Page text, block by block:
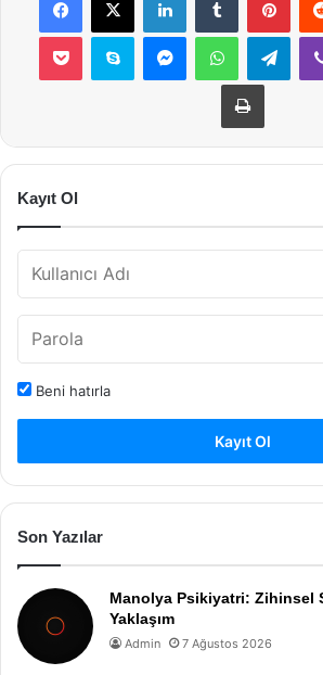
Pocket Skype MessengerWhatsApp
Yazdır
Kayıt Ol
Beni hatırla
Kayıt Ol
Son Yazılar
Manolya Psikiyatri: Zihinsel
Yaklaşım
Admin 7 Ağustos 2026